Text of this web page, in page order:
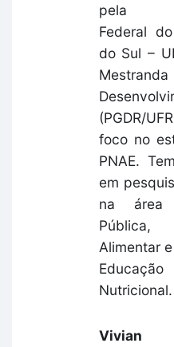
pela
Federal
do Sul –
(PGDR/
foco no
PNAE.
em
na área
Pública,
Alimentar
Nutricional.
Vivian